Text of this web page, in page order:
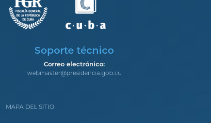
Soporte técnico
Correo electrónico:
webmaster@presidencia.gob.cu
MAPA DEL SITIO